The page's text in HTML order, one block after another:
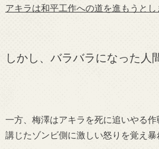
アキラは和平工作への道を進もうとし
しかし、バラバラになった人
一方、梅澤はアキラを死に追いやる作
講じたゾンビ側に激しい怒りを覚え暴